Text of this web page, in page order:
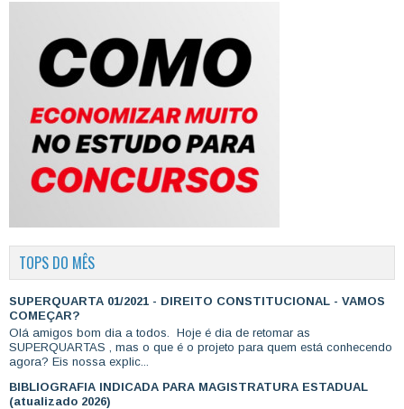
TOPS DO MÊS
SUPERQUARTA 01/2021 - DIREITO CONSTITUCIONAL - VAMOS
COMEÇAR?
Olá amigos bom dia a todos. Hoje é dia de retomar as
SUPERQUARTAS , mas o que é o projeto para quem está conhecendo
agora? Eis nossa explic...
BIBLIOGRAFIA INDICADA PARA MAGISTRATURA ESTADUAL
(atualizado 2026)